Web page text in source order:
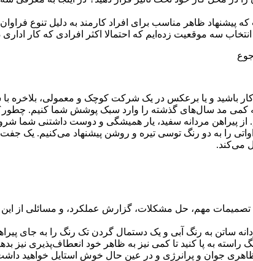
پیشنهاد ظاهر مناسب برای افراد کارمند به دلیل تنوع
سه موقعیت زده‌ایم که احتمالا اکثر افرادی که کار اداری
باشید و یا برعکس در یک شرکت کوچک و معمولی، بلاخره با
کمی مد سال‌های گذشته را وارد سبک پوشش شما کنیم.
پیراهن مردانه سفید، یار همیشگی و دوست داشتنی شما
را به دو رنگ توسی تیره و روشن پیشنهاد می‌کنیم. یک
می‌کند.
مهم، حل مشکلات، گزارش عملکرد، و مسائلی از
ساتن به رنگ آبی و یک دستمال گردن تک رنگ را به جای
راسته به پا کنید تا کمی نیز به ظاهر خود انعطاف‌پذیری
ظاهری جوان و پرانرژی و در عین حال خوش استایل خواهید